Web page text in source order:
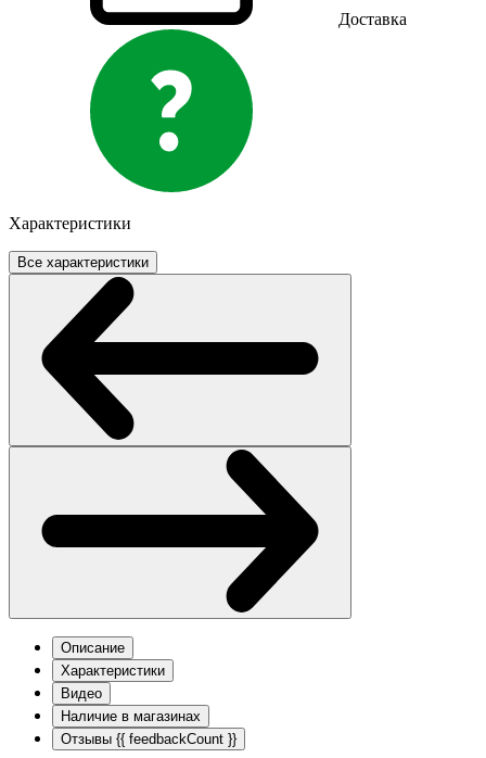
Доставка
Характеристики
Все характеристики
Описание
Характеристики
Видео
Наличие в магазинах
Отзывы {{ feedbackCount }}